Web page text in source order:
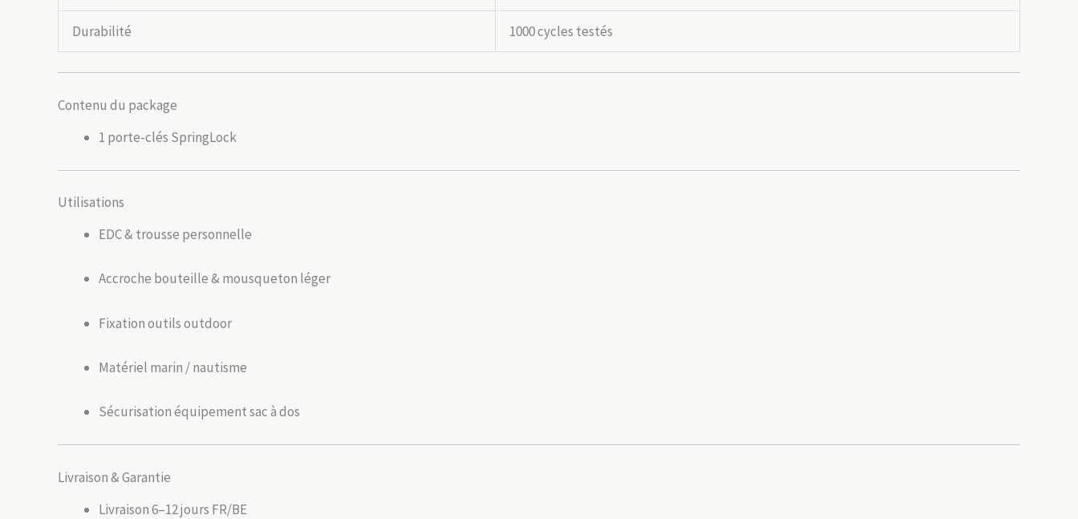
Durabilité 1000 cycles testés
Contenu du package
1 porte-clés SpringLock
Utilisations
EDC & trousse personnelle
Accroche bouteille & mousqueton léger
Fixation outils outdoor
Matériel marin / nautisme
Sécurisation équipement sac à dos
Livraison & Garantie
Livraison 6–12 jours FR/BE